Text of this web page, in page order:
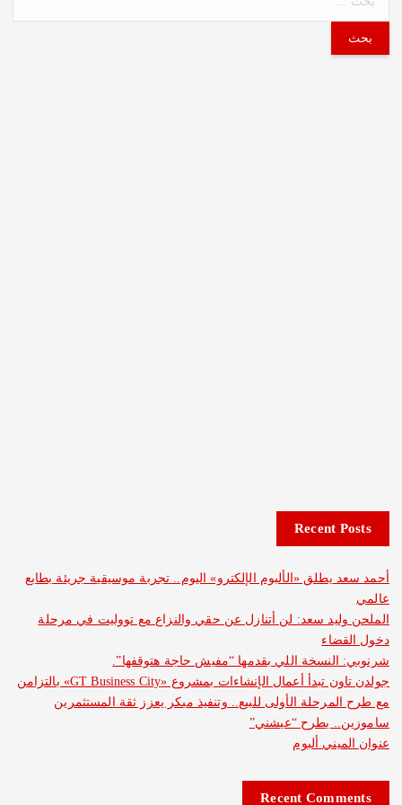
Recent
«الألبوم الإلكترو» اليوم.. تجربة موسيقية جريئة بطابع
سعد: لن أتنازل عن حقي والنزاع مع تووليت في مرحلة
اللي بقدمها “مفيش حاجة هتوقفها”.
جولدن تاون تبدأ أعمال الإنشاءات بمشروع «GT Business City» بالتزامن
الأولى للبيع.. وتنفيذ مبكر يعزز ثقة المستثمرين
يطرح “عيشني”
ألبوم
Recent